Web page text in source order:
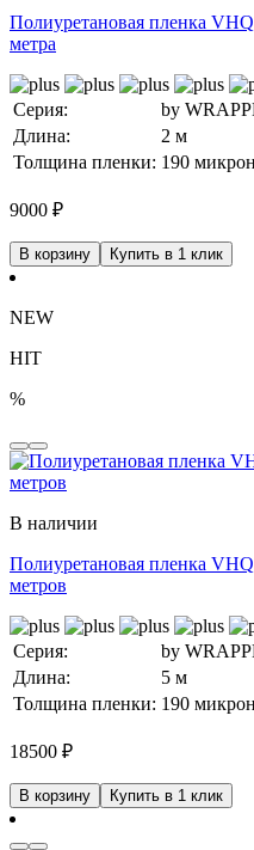
Полиуретановая пленка
метра
Серия:
by
Длина:
2 м
Толщина пленки: 190 микрон
9000 ₽
В корзину Купить в 1 клик
NEW
HIT
%
В наличии
Полиуретановая пленка
метров
Серия:
by
Длина:
5 м
Толщина пленки: 190 микрон
18500 ₽
В корзину Купить в 1 клик